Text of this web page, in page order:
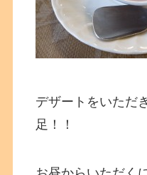
デザートをいただ
足！！